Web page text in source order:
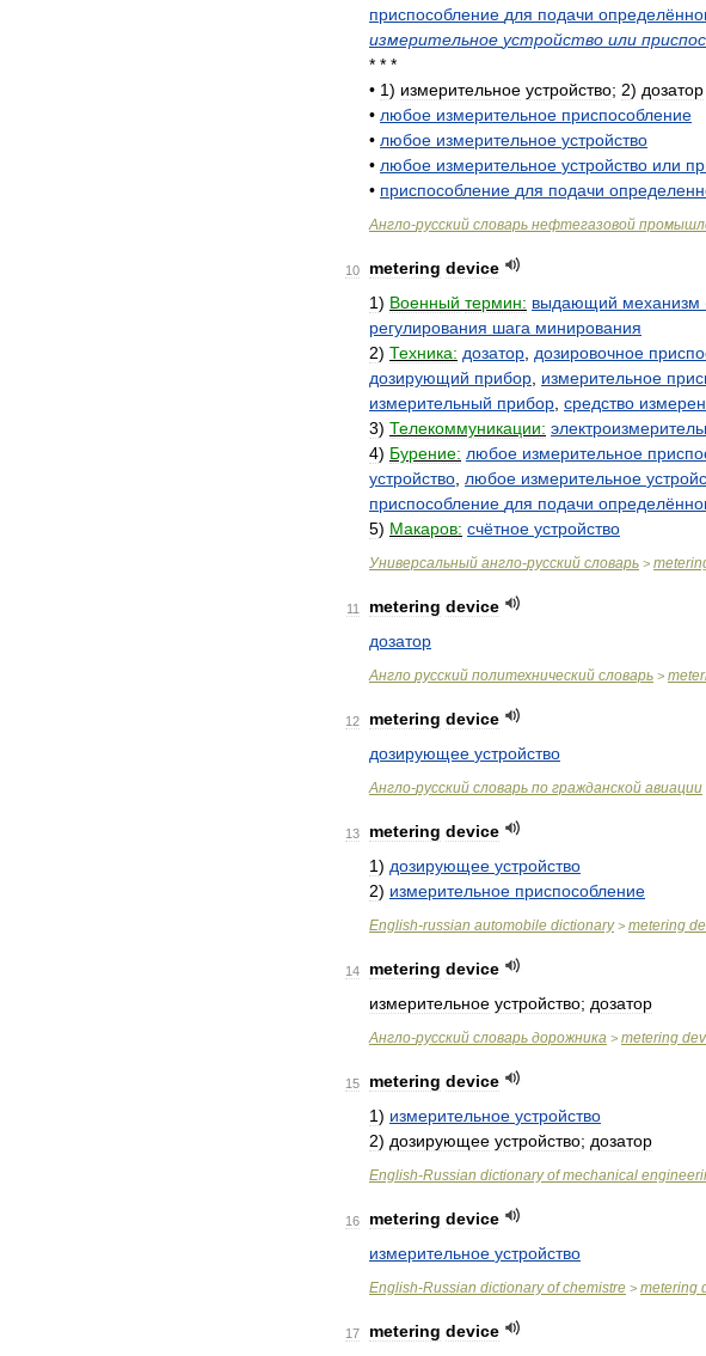
приспособление для подачи
измерительное устройство или
* * *
• 1) измерительное устройство; 2) дозатор
• любое измерительное приспособление
• любое измерительное устройство
• любое измерительное устройство или
• приспособление для подачи
Англо-русский словарь нефтегазовой
10 metering device
1) Военный термин: выдающий механизм
регулирования шага минирования
2) Техника: дозатор дозировочное
дозирующий прибор измерительное
измерительный прибор средство
3) Телекоммуникации:
4) Бурение: любое измерительное
устройство любое измерительное
приспособление для подачи
5) Макаров: счётное устройство
Универсальный англо-русский словарь >
11 metering device
дозатор
Англо русский политехнический словарь >
12 metering device
дозирующее устройство
Англо-русский словарь по гражданской авиации
13 metering device
1) дозирующее устройство
2) измерительное приспособление
English-russian automobile dictionary> metering
14 metering device
измерительное устройство; дозатор
Англо-русский словарь дорожника > metering
15 metering device
1) измерительное устройство
2) дозирующее устройство; дозатор
English-Russian dictionary of mechanical
16 metering device
измерительное устройство
English-Russian dictionary of chemistre > metering
17 metering device